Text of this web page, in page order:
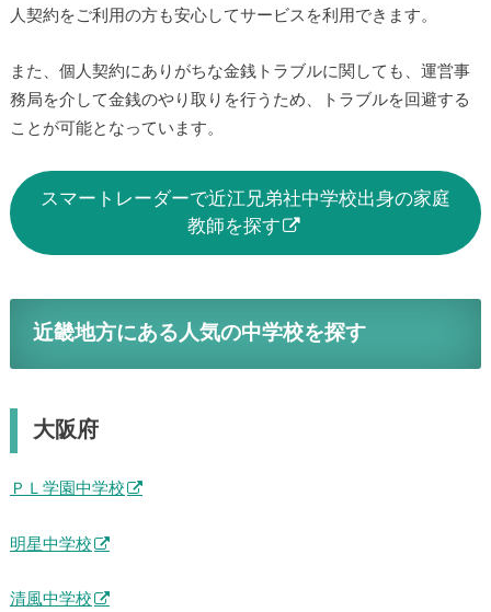
人契約をご利用の方も安心してサービスを利用できます。
また、個人契約にありがちな金銭トラブルに関しても、運営事
務局を介して金銭のやり取りを行うため、トラブルを回避する
ことが可能となっています。
スマートレーダーで近江兄弟社中学校出身の家庭
教師を探す
近畿地方にある人気の中学校を探す
大阪府
ＰＬ学園中学校
明星中学校
清風中学校